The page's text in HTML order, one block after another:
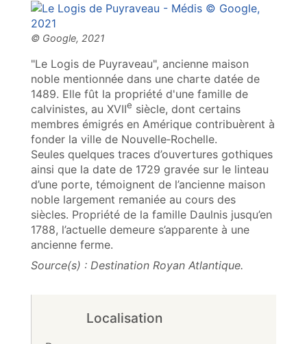
"Le Logis de Puyraveau", ancienne maison
noble mentionnée dans une charte datée de
1489. Elle fût la propriété d'une famille de
calvinistes, au XVIIe siècle, dont certains
membres émigrés en Amérique contribuèrent à
fonder la ville de Nouvelle‑Rochelle.
Seules quelques traces d’ouvertures gothiques
ainsi que la date de 1729 gravée sur le linteau
d’une porte, témoignent de l’ancienne maison
noble largement remaniée au cours des
siècles. Propriété de la famille Daulnis jusqu’en
1788, l’actuelle demeure s’apparente à une
ancienne ferme.
Source(s) : Destination Royan Atlantique.
Localisation